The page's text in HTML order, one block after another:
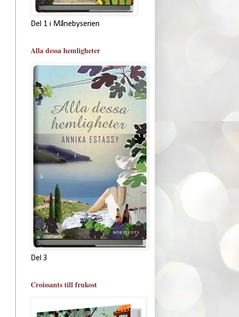
Del 1 i Månebyserien
Alla dessa hemligheter
Del 3
Croissants till frukost